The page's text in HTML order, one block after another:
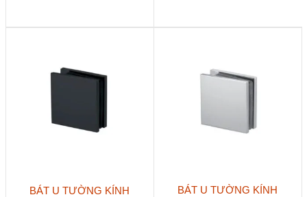
BÁT U TƯỜNG KÍNH
BÁT U TƯỜNG KÍNH